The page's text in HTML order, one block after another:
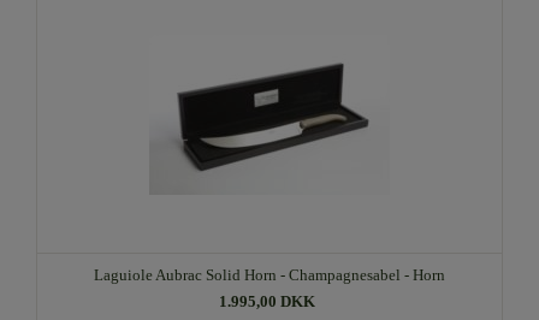
Laguiole Aubrac Solid Horn - Champagnesabel - Horn
1.995,00 DKK